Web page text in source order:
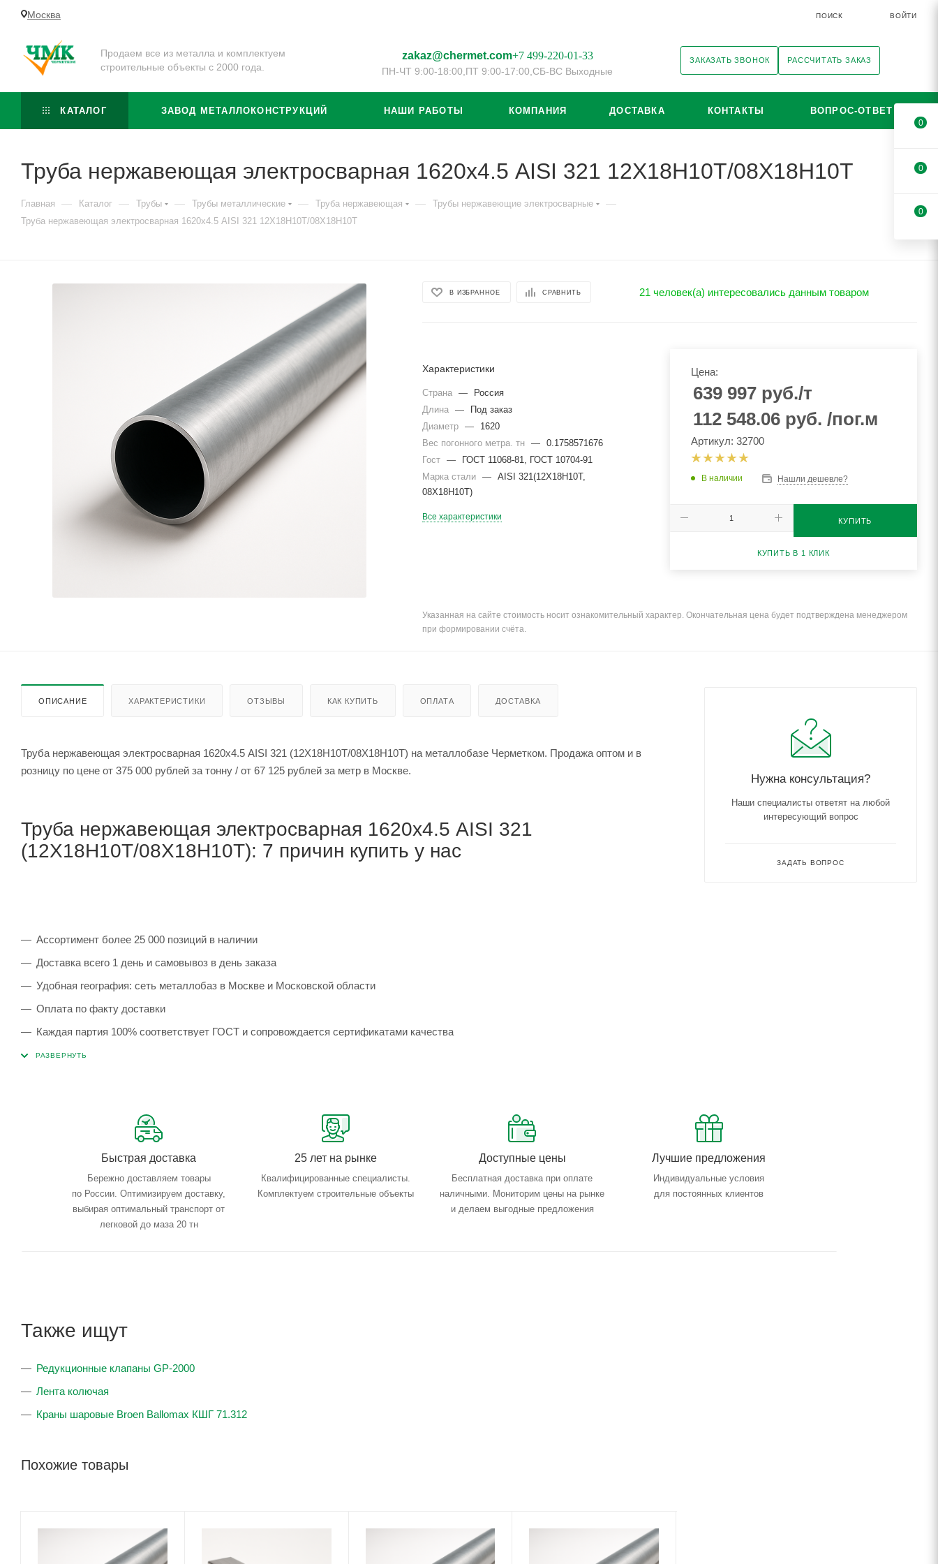
Москва ПОИСК ВОЙТИ
Продаем все из металла и комплектуем
строительные объекты с 2000 года.
zakaz@chermet.com+7 499-220-01-33
ПН-ЧТ 9:00-18:00, ПТ 9:00-17:00, СБ-ВС Выходные
ЗАКАЗАТЬ ЗВОНОК РАССЧИТАТЬ ЗАКАЗ
КАТАЛОГ ЗАВОД МЕТАЛЛОКОНСТРУКЦИЙ НАШИ РАБОТЫ КОМПАНИЯ ДОСТАВКА КОНТАКТЫ ВОПРОС-ОТВЕТ
Труба нержавеющая электросварная 1620х4.5 AISI 321 12Х18Н10Т/08Х18Н10Т
Главная — Каталог — Трубы — Трубы металлические — Труба нержавеющая — Трубы нержавеющие электросварные —
Труба нержавеющая электросварная 1620х4.5 AISI 321 12Х18Н10Т/08Х18Н10Т
В ИЗБРАННОЕ СРАВНИТЬ 21 человек(а) интересовались данным товаром
Характеристики
Страна —
Россия
Длина
—
Под заказ
Диаметр
—
1620
Вес погонного метра. тн
—
0.1758571676
Гост
—
ГОСТ 11068-81, ГОСТ 10704-91
Марка стали
—
AISI 321(12Х18Н10Т,
08Х18Н10Т)
Все характеристики
Цена:
639 997руб./т
112 548.06 руб. /пог.м
Артикул: 32700
В наличии Нашли дешевле?
КУПИТЬ
КУПИТЬ В 1 КЛИК
Указанная на сайте стоимость носит ознакомительный характер. Окончательная цена будет подтверждена менеджером
при формировании счёта.
ОПИСАНИЕ ХАРАКТЕРИСТИКИ ОТЗЫВЫ КАК КУПИТЬ ОПЛАТА ДОСТАВКА
Труба нержавеющая электросварная 1620х4.5 AISI 321 (12Х18Н10Т/08Х18Н10Т) на металлобазе Черметком. Продажа оптом и в
розницу по цене от 375 000 рублей за тонну / от 67 125 рублей за метр в Москве.
Труба нержавеющая электросварная 1620х4.5 AISI 321
(12Х18Н10Т/08Х18Н10Т): 7 причин купить у нас
Ассортимент более 25 000 позиций в наличии
Доставка всего 1 день и самовывоз в день заказа
Удобная география: сеть металлобаз в Москве и Московской области
Оплата по факту доставки
Каждая партия 100% соответствует ГОСТ и сопровождается сертификатами качества
Сервисные услуги: резка, гибка, металлообработка
Быстрая доставка
Бережно доставляем товары
по России. Оптимизируем доставку,
выбирая оптимальный транспорт от
легковой до маза 20 тн
25 лет на рынке
Квалифицированные специалисты.
Комплектуем строительные объекты
Доступные цены
Бесплатная доставка при оплате
наличными. Мониторим цены на рынке
и делаем выгодные предложения
Лучшие предложения
Индивидуальные условия
для постоянных клиентов
Также ищут
Редукционные клапаны GP-2000
Лента колючая
Краны шаровые Broen Ballomax КШГ 71.312
Похожие товары
Нужна консультация?
Наши специалисты ответят на любой
интересующий вопрос
ЗАДАТЬ ВОПРОС
0
0
0